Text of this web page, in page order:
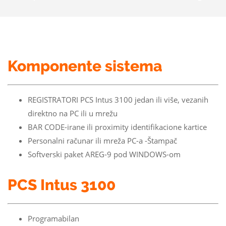
Komponente sistema
REGISTRATORI PCS Intus 3100 jedan ili više, vezanih
direktno na PC ili u mrežu
BAR CODE-irane ili proximity identifikacione kartice
Personalni računar ili mreža PC-a -Štampač
Softverski paket AREG-9 pod WINDOWS-om
PCS Intus 3100
Programabilan